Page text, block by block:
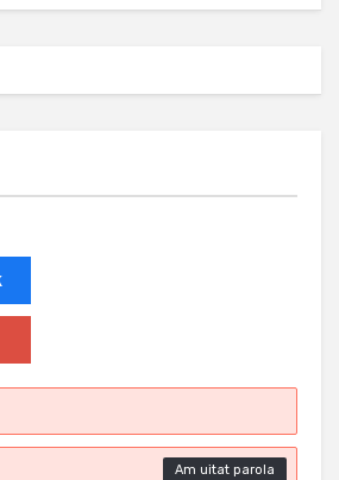
Am uitat parola